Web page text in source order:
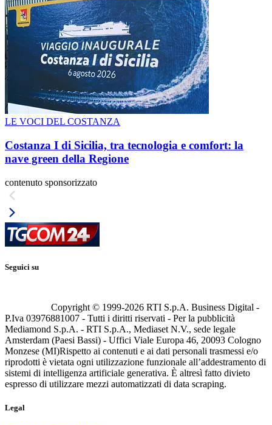
LE VOCI DEL COSTANZA
Costanza I di Sicilia, tra tecnologia e comfort: la
nave green della Regione
contenuto sponsorizzato
Seguici su
Copyright © 1999-2026 RTI S.p.A. Business Digital -
P.Iva 03976881007 - Tutti i diritti riservati - Per la pubblicità
Mediamond S.p.A. - RTI S.p.A., Mediaset N.V., sede legale
Amsterdam (Paesi Bassi) - Uffici Viale Europa 46, 20093 Cologno
Monzese (MI)Rispetto ai contenuti e ai dati personali trasmessi e/o
riprodotti è vietata ogni utilizzazione funzionale all’addestramento di
sistemi di intelligenza artificiale generativa. È altresì fatto divieto
espresso di utilizzare mezzi automatizzati di data scraping.
Legal